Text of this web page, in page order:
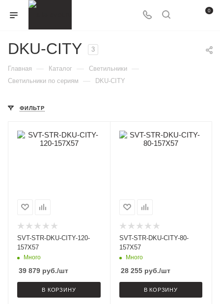
0
DKU-CITY 3
Главная — Каталог — Светильники —
Светильники по сериям — DKU-CITY
ФИЛЬТР
SVT-STR-DKU-CITY-120-
157X57
Много
39 879 руб./шт
В КОРЗИНУ
SVT-STR-DKU-CITY-80-
157X57
Много
28 255руб./шт
В КОРЗИНУ